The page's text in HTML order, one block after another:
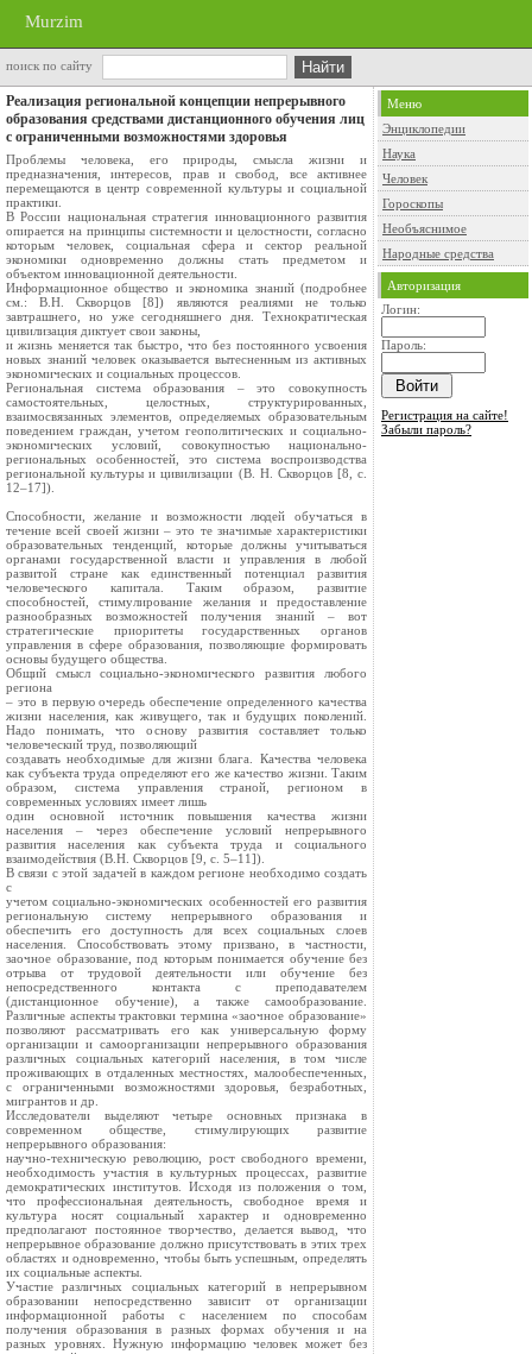
Murzim
поиск по сайту
Реализация региональной концепции непрерывного
образования средствами дистанционного обучения лиц
с ограниченными возможностями здоровья
Проблемы человека, его природы, смысла жизни и
предназначения, интересов, прав и свобод, все активнее
перемещаются в центр современной культуры и социальной
практики.
В России национальная стратегия инновационного развития
опирается на принципы системности и целостности, согласно
которым человек, социальная сфера и сектор реальной
экономики одновременно должны стать предметом и
объектом инновационной деятельности.
Информационное общество и экономика знаний (подробнее
см.: В.Н. Скворцов [8]) являются реалиями не только
завтрашнего, но уже сегодняшнего дня. Технократическая
цивилизация диктует свои законы,
и жизнь меняется так быстро, что без постоянного усвоения
новых знаний человек оказывается вытесненным из активных
экономических и социальных процессов.
Региональная система образования – это совокупность
самостоятельных, целостных, структурированных,
взаимосвязанных элементов, определяемых образовательным
поведением граждан, учетом геополитических и социально-
экономических условий, совокупностью национально-
региональных особенностей, это система воспроизводства
региональной культуры и цивилизации (В. Н. Скворцов [8, с.
12–17]).
Способности, желание и возможности людей обучаться в
течение всей своей жизни – это те значимые характеристики
образовательных тенденций, которые должны учитываться
органами государственной власти и управления в любой
развитой стране как единственный потенциал развития
человеческого капитала. Таким образом, развитие
способностей, стимулирование желания и предоставление
разнообразных возможностей получения знаний – вот
стратегические приоритеты государственных органов
управления в сфере образования, позволяющие формировать
основы будущего общества.
Общий смысл социально-экономического развития любого
региона
– это в первую очередь обеспечение определенного качества
жизни населения, как живущего, так и будущих поколений.
Надо понимать, что основу развития составляет только
человеческий труд, позволяющий
создавать необходимые для жизни блага. Качества человека
как субъекта труда определяют его же качество жизни. Таким
образом, система управления страной, регионом в
современных условиях имеет лишь
один основной источник повышения качества жизни
населения – через обеспечение условий непрерывного
развития населения как субъекта труда и социального
взаимодействия (В.Н. Скворцов [9, с. 5–11]).
В связи с этой задачей в каждом регионе необходимо создать
с
учетом социально-экономических особенностей его развития
региональную систему непрерывного образования и
обеспечить его доступность для всех социальных слоев
населения. Способствовать этому призвано, в частности,
заочное образование, под которым понимается обучение без
отрыва от трудовой деятельности или обучение без
непосредственного контакта с преподавателем
(дистанционное обучение), а также самообразование.
Различные аспекты трактовки термина «заочное образование»
позволяют рассматривать его как универсальную форму
организации и самоорганизации непрерывного образования
различных социальных категорий населения, в том числе
проживающих в отдаленных местностях, малообеспеченных,
с ограниченными возможностями здоровья, безработных,
мигрантов и др.
Исследователи выделяют четыре основных признака в
современном обществе, стимулирующих развитие
непрерывного образования:
научно-техническую революцию, рост свободного времени,
необходимость участия в культурных процессах, развитие
демократических институтов. Исходя из положения о том,
что профессиональная деятельность, свободное время и
культура носят социальный характер и одновременно
предполагают постоянное творчество, делается вывод, что
непрерывное образование должно присутствовать в этих трех
областях и одновременно, чтобы быть успешным, определять
их социальные аспекты.
Участие различных социальных категорий в непрерывном
образовании непосредственно зависит от организации
информационной работы с населением по способам
получения образования в разных формах обучения и на
разных уровнях. Нужную информацию человек может без
Меню
Энциклопедии
Наука
Человек
Гороскопы
Необъяснимое
Народные средства
Авторизация
Логин:
Пароль:
Регистрация на сайте!
Забыли пароль?